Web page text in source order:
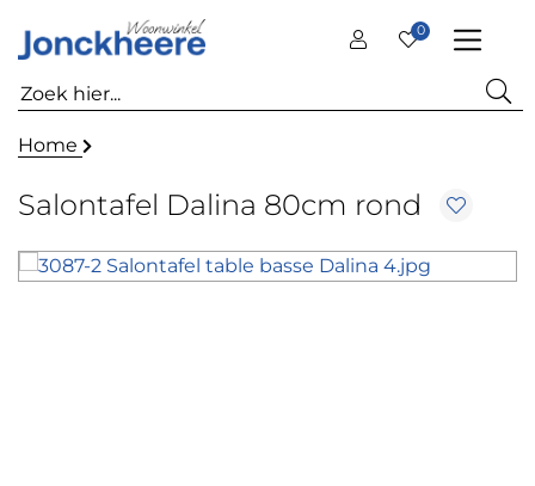
0
Home
Salontafel Dalina 80cm rond